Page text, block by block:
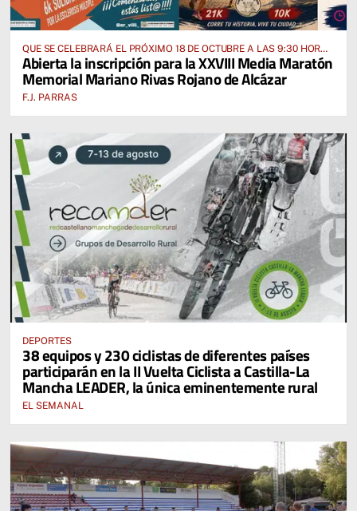
QUE SE CELEBRARÁ EL PRÓXIMO 18 DE OCTUBRE A LAS 9:30 HORAS
DESDE EL PABELLÓN VICENTE PANIAGUA
Abierta la inscripción para la XXVIII Media Maratón
Memorial Mariano Rivas Rojano de Alcázar
F.J. PARRAS
DEPORTES
38 equipos y 230 ciclistas de diferentes países
participarán en la II Vuelta Ciclista a Castilla-La
Mancha LEADER, la única eminentemente rural
EL SEMANAL